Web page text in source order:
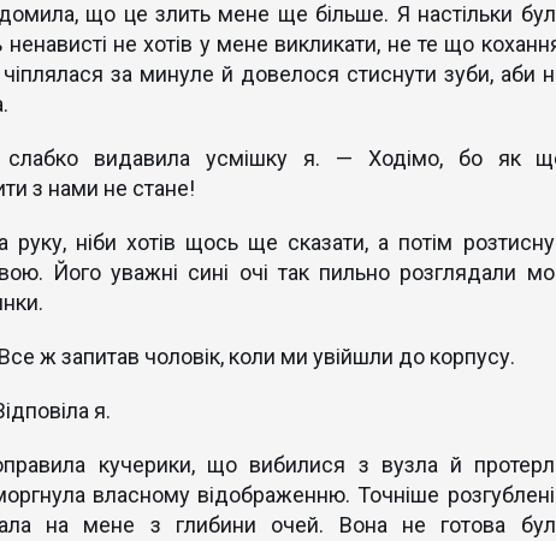
що це злить мене ще більше. Я настільки
не хотів у мене викликати, не те що
чіплялася за минуле й довелося стиснути зуби, аби
видавила усмішку я. — Ходімо, бо як
з нами не стане!
ніби хотів щось ще сказати, а потім
Його уважні сині очі так пильно розглядали
ж запитав чоловік, коли ми увійшли до корпусу.
я.
кучерики, що вибилися з вузла й
власному відображенню. Точніше
на мене з глибини очей. Вона не готова